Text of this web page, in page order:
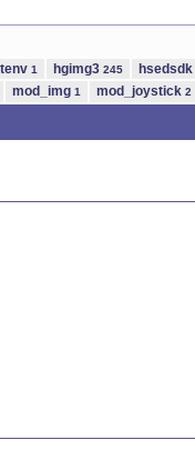
1 hgimg3 245 hsedsdk
mod_img 1 mod_joystick 2